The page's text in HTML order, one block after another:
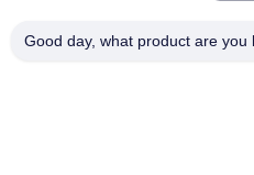
Nr. 553, Zhangbei Road,
Good day, what product are you